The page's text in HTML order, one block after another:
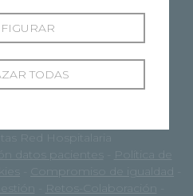
Red Hospitalaria
datos pacientes
Política de
Compromiso de igualdad
Retos-Colaboración
TODAS